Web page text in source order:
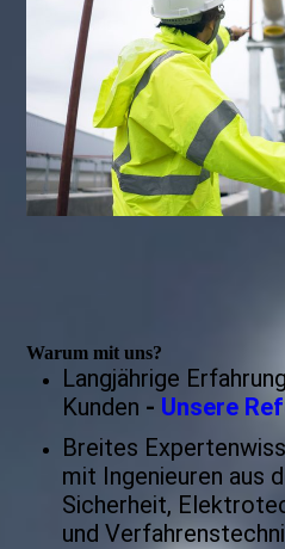
Warum mit uns?
Langjährige
Kunden - Unsere
Breites
mit Ingenieuren aus
Sicherheit,
und